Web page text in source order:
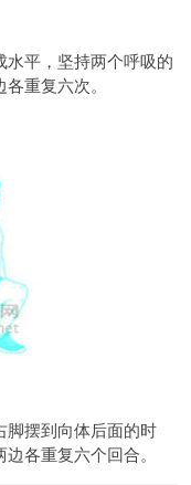
平，坚持两个呼吸的
重复六次。
摆到向体后面的时
各重复六个回合。